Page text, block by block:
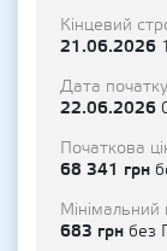
Кінцевий
21.06.2026
Дата
22.06.2026
Початкова
68 341 грн
Мінімальний
683 грн без